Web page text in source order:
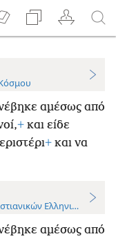
αμέσως από
+ και είδε
+ και να
Ελληνικών
αμέσως από